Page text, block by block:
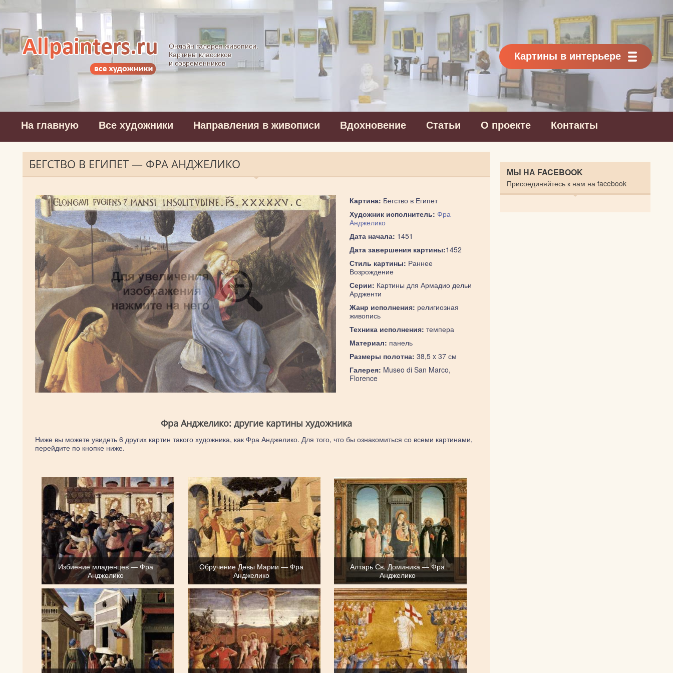
Allpainters.ru - картинная галерея
Онлайн галерея живописи.
Картины классиков
и современников
Картины в интерьере
На главную Все художники Направления в живописи Вдохновение Статьи О проекте Контакты
БЕГСТВО В ЕГИПЕТ — ФРА АНДЖЕЛИКО
Картина: Бегство в Египет
Художник исполнитель: Фра
Анджелико
Дата начала: 1451
Дата завершения картины:1452
Стиль картины: Раннее
Возрождение
Серии: Картины для Армадио дельи
Ардженти
Жанр исполнения: религиозная
живопись
Техника исполнения: темпера
Материал: панель
Размеры полотна: 38,5 x 37 см
Галерея: Museo di San Marco,
Florence
Фра Анджелико: другие картины художника
Ниже вы можете увидеть 6 других картин такого художника, как Фра Анджелико. Для того, что бы ознакомиться со всеми картинами,
перейдите по кнопке ниже.
Избиение младенцев — Фра
Анджелико
Обручение Девы Марии — Фра
Анджелико
Алтарь Св. Доминика — Фра
Анджелико
МЫ НА FACEBOOK
Присоединяйтесь к нам на facebook